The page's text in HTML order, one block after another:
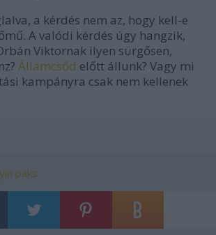
a kérdés nem az, hogy kell-e
A valódi kérdés úgy hangzik,
Viktornak ilyen sürgősen,
Államcsőd előtt állunk? Vagy mi
kampányra csak nem kellenek
paks